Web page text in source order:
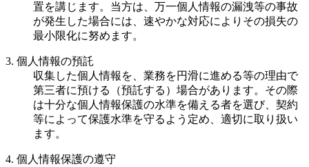
置を講じます。当方は、万一個人情報の漏洩等の事故
が発生した場合には、速やかな対応によりその損失の
最小限化に努めます。
3. 個人情報の預託
収集した個人情報を、業務を円滑に進める等の理由で
第三者に預ける（預託する）場合があります。その際
は十分な個人情報保護の水準を備える者を選び、契約
等によって保護水準を守るよう定め、適切に取り扱い
ます。
4. 個人情報保護の遵守